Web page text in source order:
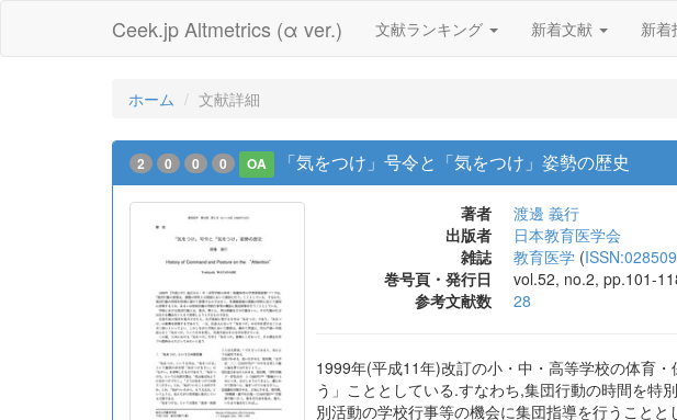
Ceek.jp Altmetrics (α ver.) 文献ランキング 新着文献 新着
ホーム 文献詳細
2 0 0 0 OA 「気をつけ」号令と「気をつけ」姿勢の歴史
著者
渡邊 義行
出版者
日本教育医学会
雑誌
教育医学 (
巻号頁・発行日
vol.52, no.2, pp.101-
参考文献数
28
1999年(平成11年)改訂の小・中・高等学校の体育
う」こととしている.すなわち,集団行動の時間を特
別活動の学校行事等の機会に集団指導を行うこと